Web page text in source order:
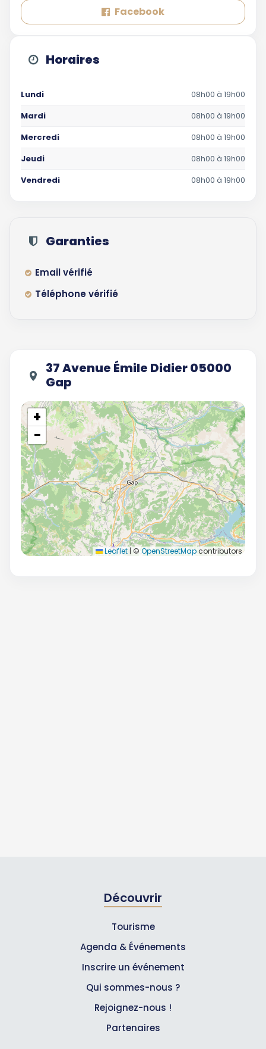
Facebook
Horaires
Lundi
08h00 à 19h00
Mardi
08h00 à 19h00
Mercredi
08h00 à 19h00
Jeudi
08h00 à 19h00
Vendredi
08h00 à 19h00
Garanties
Email vérifié
Téléphone vérifié
37 Avenue Émile Didier 05000
Gap
+
−
Leaflet | © OpenStreetMapcontributors
Découvrir
Tourisme
Agenda & Événements
Inscrire un événement
Qui sommes-nous ?
Rejoignez-nous !
Partenaires